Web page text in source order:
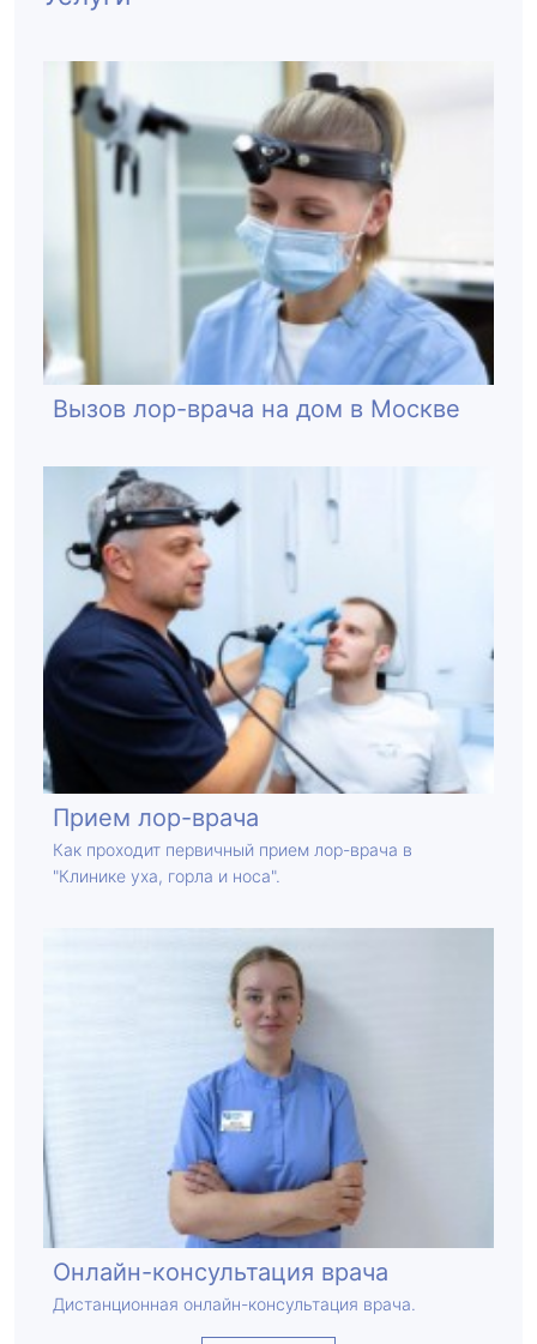
Вызов лор-врача на дом в Москве
Прием лор-врача
Как проходит первичный прием лор-врача в
"Клинике уха, горла и носа".
Онлайн-консультация врача
Дистанционная онлайн-консультация врача.